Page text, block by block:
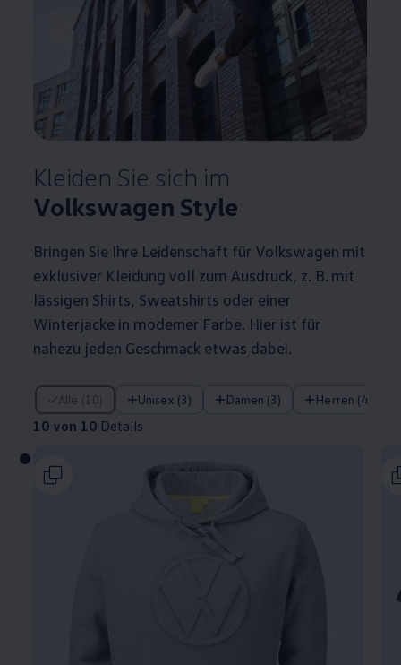
Kleiden Sie sich im
Volkswagen Style
Bringen Sie Ihre Leidenschaft für Volkswagen mit
exklusiver Kleidung voll zum Ausdruck, z. B. mit
lässigen Shirts, Sweatshirts oder einer
Winterjacke in moderner Farbe. Hier ist für
nahezu jeden Geschmack etwas dabei.
Alle (10) Unisex (3) Damen (3) Herren (4)
10 von 10 Details
10 von 10 Details